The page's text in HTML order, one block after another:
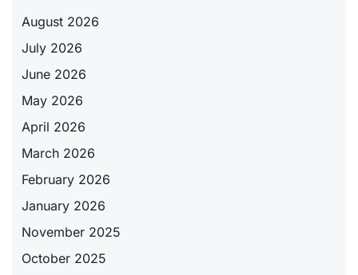
August 2026
July 2026
June 2026
May 2026
April 2026
March 2026
February 2026
January 2026
November 2025
October 2025